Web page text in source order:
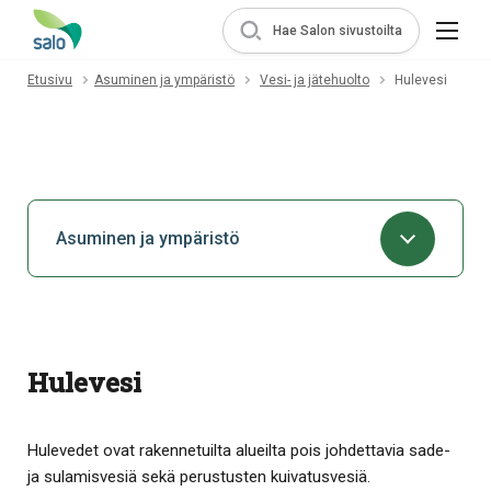
Hae Salon sivustoilta
Etusivu Asuminen ja ympäristö Vesi- ja jätehuolto Hulevesi
Asuminen ja ympäristö
Hulevesi
Hulevedet ovat rakennetuilta alueilta pois johdettavia sade-
ja sulamisvesiä sekä perustusten kuivatusvesiä.